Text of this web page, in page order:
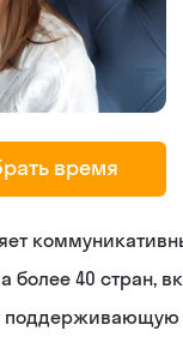
время
более 40 стран,
поддерживающую